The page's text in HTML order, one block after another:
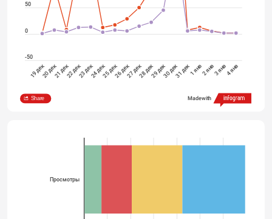
-50
0
50
19 дек20 дек21 дек22 дек23 дек24 дек25 дек26 дек27 дек28 дек29 дек30 дек31 дек1 янв2 янв3 янв4 янв
Share Made with
Просмотры